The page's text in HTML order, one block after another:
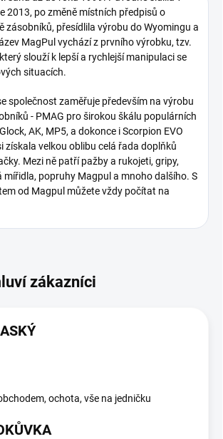
2013, po změně místních předpisů o
zásobníků, přesídlila výrobu do Wyomingu a
MagPul vychází z prvního výrobku, tzv.
slouží k lepší a rychlejší manipulaci se
situacích.
společnost zaměřuje především na výrobu
- PMAG pro širokou škálu populárních
AK, MP5, a dokonce i Scorpion EVO
získala velkou oblibu celá řada doplňků
Mezi ně patří pažby a rukojeti, gripy,
mířidla, popruhy Magpul a mnoho dalšího. S
od Magpul můžete vždy počítat na
ochota, vše na jedničku